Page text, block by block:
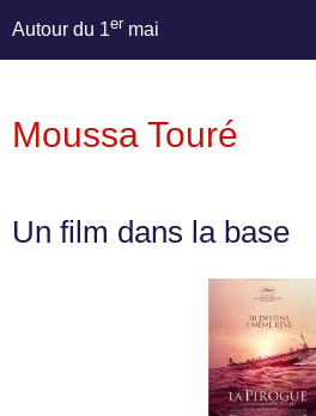
Autour du 1er mai
Moussa Touré
Un film dans la base